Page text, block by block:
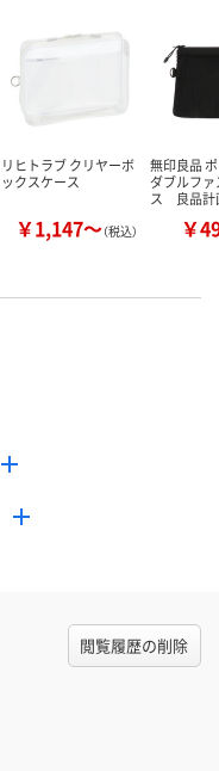
リヒトラブ クリヤーボ
ックスケース
￥1,147～（税込）
無印良品
ダブルフ
ス 良品計
￥
閲覧履歴の削除